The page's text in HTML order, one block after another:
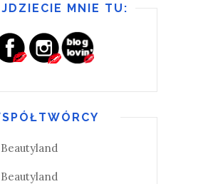
MNIE TU: